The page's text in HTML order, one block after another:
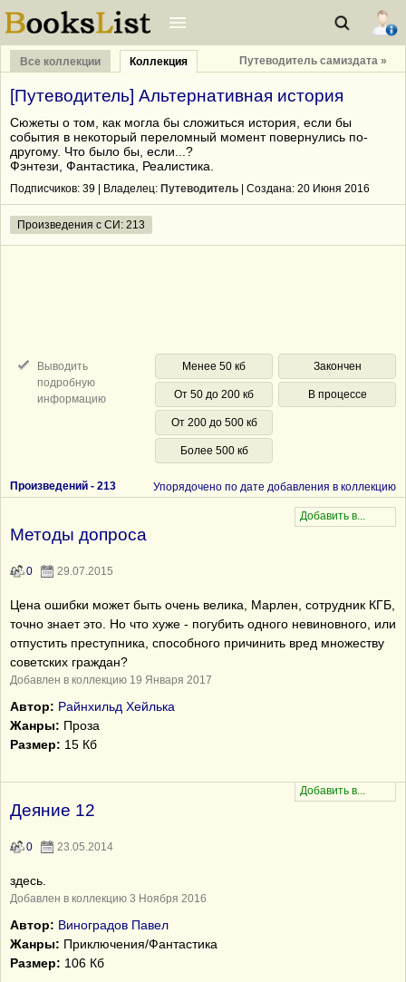
Все коллекции Коллекция Путеводитель самиздата »
[Путеводитель] Альтернативная история
Сюжеты о том, как могла бы сложиться история, если бы
события в некоторый переломный момент повернулись по-
другому. Что было бы, если...?
Фэнтези, Фантастика, Реалистика.
Подписчиков: 39 | Владелец: Путеводитель | Cоздана: 20 Июня 2016
Произведения с СИ: 213
Выводить
подробную
информацию
Менее 50 кб
От 50 до 200 кб
От 200 до 500 кб
Более 500 кб
Закончен
В процессе
Произведений - 213 Упорядочено по дате добавления в коллекцию
Методы допроса
0 29.07.2015
Цена ошибки может быть очень велика, Марлен, сотрудник КГБ,
точно знает это. Но что хуже - погубить одного невиновного, или
отпустить преступника, способного причинить вред множеству
советских граждан?
Добавлен в коллекцию 19 Января 2017
Автор: Райнхильд Хейлька
Жанры: Проза
Размер: 15 Кб
Деяние 12
0 23.05.2014
здесь.
Добавлен в коллекцию 3 Ноября 2016
Автор: Виноградов Павел
Жанры: Приключения/Фантастика
Размер: 106 Кб